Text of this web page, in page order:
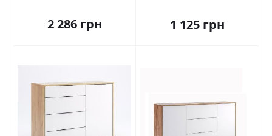
2 286 грн 1 125 грн